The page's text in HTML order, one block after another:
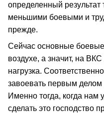
определенный результат
меньшими боевыми и
прежде.
Сейчас основные
воздухе, а значит, на
нагрузка.
завоевать первым делом
Именно тогда, когда нам
сделать это господство